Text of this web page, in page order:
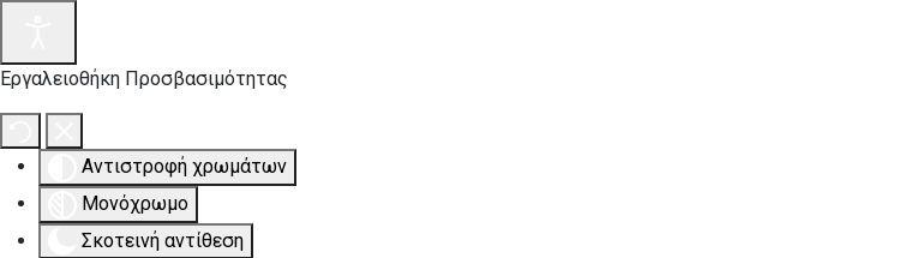
Εργαλειοθήκη Προσβασιμότητας
Αντιστροφή χρωμάτων
Μονόχρωμο
Σκοτεινή αντίθεση